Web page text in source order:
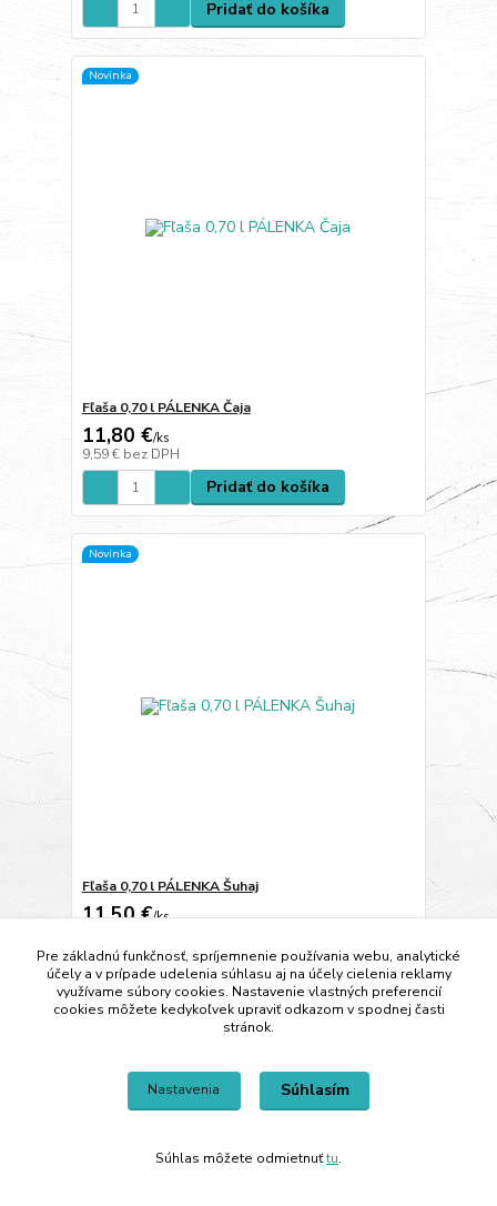
Pridať do košíka
Novinka
Fľaša 0,70 l PÁLENKA Čaja
11,80 €/ks
9,59 € bez DPH
Pridať do košíka
Novinka
Fľaša 0,70 l PÁLENKA Šuhaj
11,50 €/ks
Pridať do košíka
Pre základnú funkčnosť, spríjemnenie používania webu, analytické
účely a v prípade udelenia súhlasu aj na účely cielenia reklamy
využívame súbory cookies. Nastavenie vlastných preferencií
cookies môžete kedykoľvek upraviť odkazom v spodnej časti
stránok.
Nastavenia Súhlasím
Súhlas môžete odmietnuťtu.